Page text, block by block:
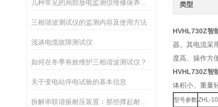
三相谐波测试仪的监测内容及使用方法
浅谈电缆故障测试仪
如何在冬季有效维护三相谐波测试仪？
关于变电站停电试验的基本信息
拆解串联谐振耐压装置：那些撑起耐压性能的关键部分，一文看清
类型
HVHL730Z智
器。其电流采
度高、操作方
HVHL730Z智
体积小、重量
型号参数 ZHL-